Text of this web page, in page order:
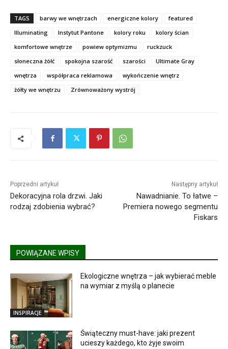
TAGS barwy we wnętrzach energiczne kolory
featured
Illuminating
Instytut Pantone kolory roku
kolory ścian
komfortowe wnętrze
powiew optymizmu
ruckzuck
słoneczna żółć
spokojna szarość szarości
Ultimate Gray
wnętrza
współpraca reklamowa
wykończenie wnętrz
żółty we wnętrzu
Zrównoważony wystrój
Poprzedni artykuł
Dekoracyjna rola drzwi. Jaki
rodzaj zdobienia wybrać?
Następny artykuł
Nawadnianie. To łatwe –
Premiera nowego segmentu
Fiskars
POWIĄZANE WPISY
INSPIRACJE
Ekologiczne wnętrza – jak wybierać meble
na wymiar z myślą o planecie
Świąteczny must-have: jaki prezent
ucieszy każdego, kto żyje swoim